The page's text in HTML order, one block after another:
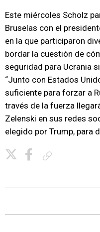
Este miércoles Scholz
Bruselas con el
en la que participaron
bordar la cuestión de
seguridad para Ucrania
“Junto con Estados
suficiente para forzar a
través de la fuerza
Zelenski en sus redes
elegido por Trump, para